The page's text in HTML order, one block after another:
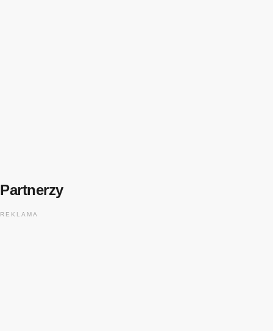
Partnerzy